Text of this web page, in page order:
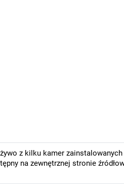
z kilku kamer
na zewnętrznej stronie